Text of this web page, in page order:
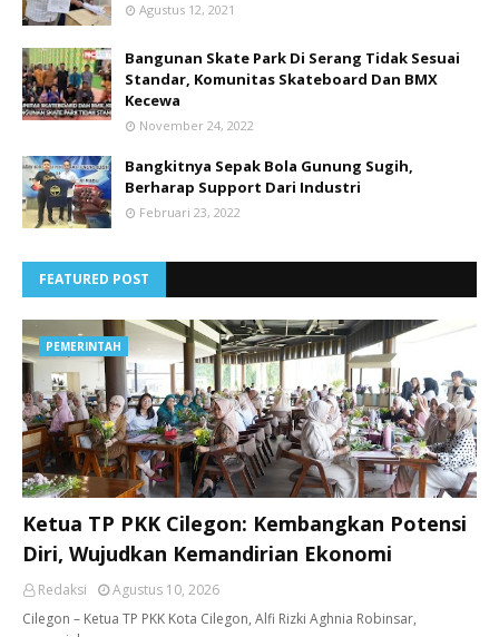
Agustus 12, 2021
Bangunan Skate Park Di Serang Tidak Sesuai
Standar, Komunitas Skateboard Dan BMX
Kecewa
November 24, 2022
Bangkitnya Sepak Bola Gunung Sugih,
Berharap Support Dari Industri
Februari 23, 2022
FEATURED POST
PEMERINTAH
Ketua TP PKK Cilegon: Kembangkan Potensi
Diri, Wujudkan Kemandirian Ekonomi
Redaksi
Agustus 10, 2026
Cilegon – Ketua TP PKK Kota Cilegon, Alfi Rizki Aghnia Robinsar,